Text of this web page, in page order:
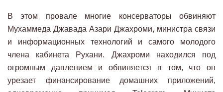
В этом провале многие консерваторы обвиняют
Мухаммеда Джавада Азари Джахроми, министра связи
и информационных технологий и самого молодого
члена кабинета Рухани. Джахроми находился под
огромным давлением и обвиняется в том, что он
урезает финансирование домашних приложений,